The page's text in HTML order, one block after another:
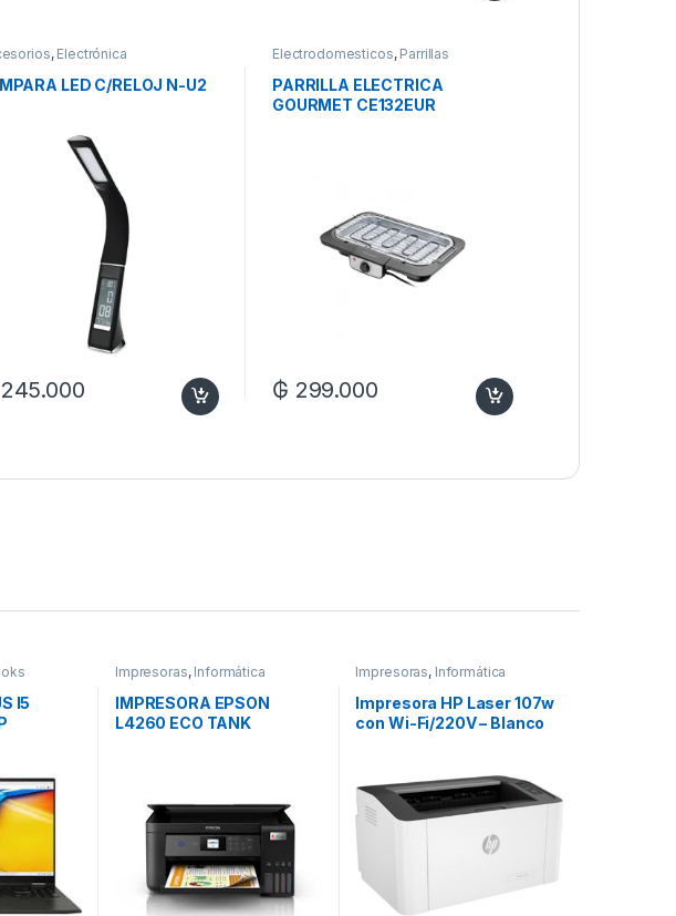
, Electrónica
LED C/RELOJ N-U2
245.000
Electrodomesticos, Parrillas
PARRILLA ELECTRICA
GOURMET CE132EUR
₲ 299.000
I5
Impresoras, Informática
IMPRESORA EPSON
L4260 ECO TANK
Impresoras, Informática
Impresora HP Laser 107w
con Wi-Fi/220V – Blanco